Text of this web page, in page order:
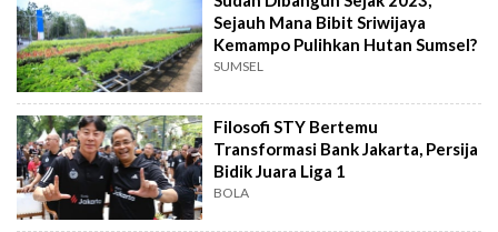
Sejauh Mana Bibit Sriwijaya
Kemampo Pulihkan Hutan Sumsel?
SUMSEL
Filosofi STY Bertemu
Transformasi Bank Jakarta, Persija
Bidik Juara Liga 1
BOLA